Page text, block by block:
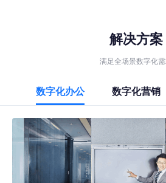
解决方案
满足全场景数字化
数字化办公 数字化营销